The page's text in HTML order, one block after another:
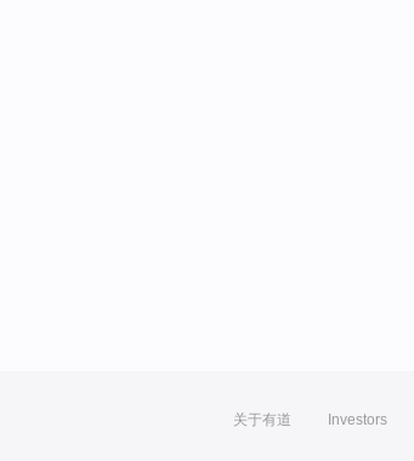
关于有道 Investors